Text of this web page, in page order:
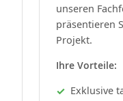
unseren
präsentieren
Projekt.
Ihre Vorteile:
Exklusive